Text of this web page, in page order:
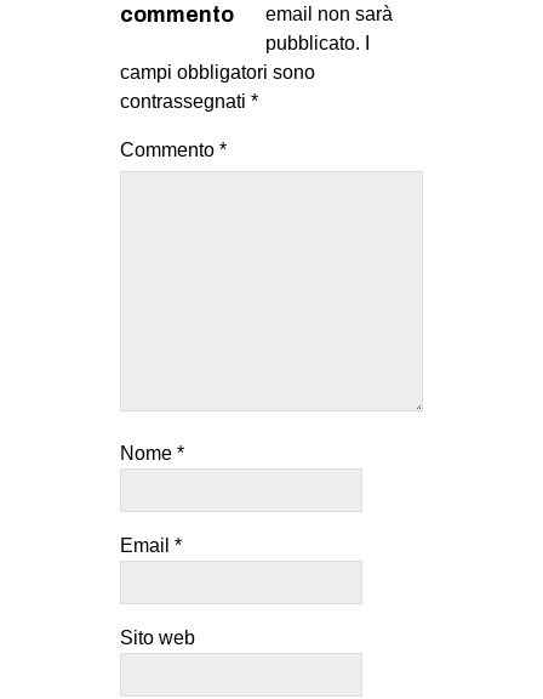
commento
email non sarà
pubblicato.
campi obbligatori sono
contrassegnati *
Commento *
Nome *
Email *
Sito web